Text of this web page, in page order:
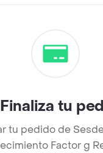
Finaliza tu
tu pedido de
Factor g